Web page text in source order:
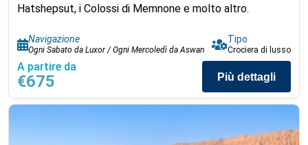
Hatshepsut, i Colossi di Memnone e molto altro.
Navigazione
Ogni Sabato da Luxor / Ogni Mercoledì da Aswan
Tipo
Crociera di lusso
A partire da
€675 Più dettagli